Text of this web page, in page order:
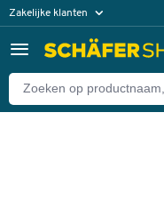
Zakelijke klanten
Particuliere klanten
Terug